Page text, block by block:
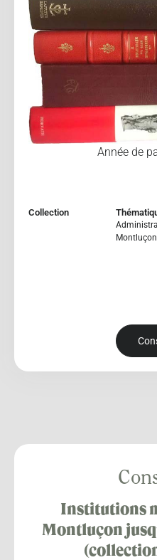
Année de
Collection
Institutions
Montluçon